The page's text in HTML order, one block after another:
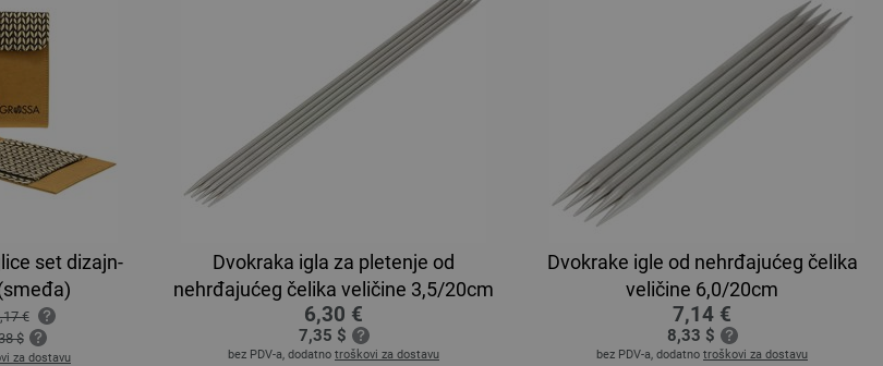
set dizajn-
€
$
za dostavu
Dvokraka igla za pletenje od
nehrđajućeg čelika veličine 3,5/20cm
6,30 €
7,35 $
bez PDV-a, dodatno troškovi za dostavu
Dvokrake igle od nehrđajućeg čelika
veličine 6,0/20cm
7,14 €
8,33 $
bez PDV-a, dodatno troškovi za dostavu